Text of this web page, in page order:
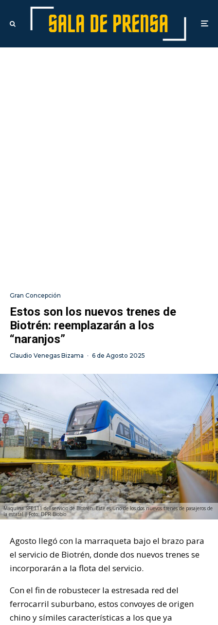
Gran Concepción
Estos son los nuevos trenes de
Biotrén: reemplazarán a los
“naranjos”
Claudio Venegas Bizama · 6 de Agosto 2025
Máquina SFE111 del servicio de BIotrén. Este es uno de los dos nuevos trenes de pasajeros de
la estatal | Foto: DPR Biobío
Agosto llegó con la marraqueta bajo el brazo para
el servicio de Biotrén, donde dos nuevos trenes se
incorporarán a la flota del servicio.
Con el fin de robustecer la estresada red del
ferrocarril suburbano, estos convoyes de origen
chino y símiles características a los que ya